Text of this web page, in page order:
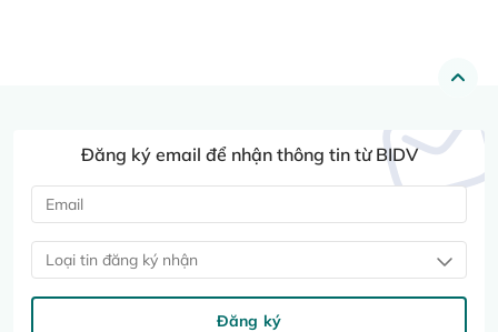
Đăng ký email để nhận thông tin từ BIDV
Loại tin đăng ký nhận
Đăng ký